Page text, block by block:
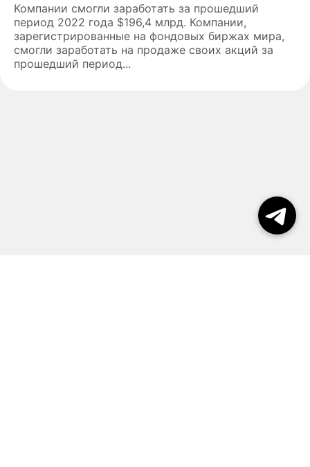
Компании смогли заработать за прошедший
период 2022 года $196,4 млрд. Компании,
зарегистрированные на фондовых биржах мира,
смогли заработать на продаже своих акций за
прошедший период...